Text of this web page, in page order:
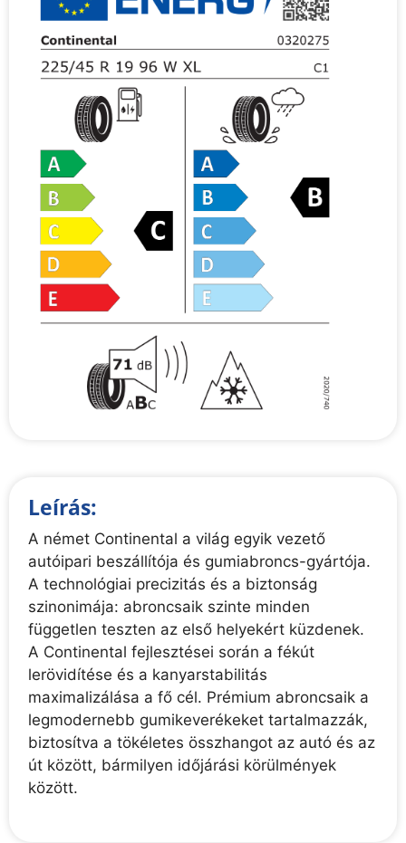
Leírás:
A német Continental a világ egyik vezető
autóipari beszállítója és gumiabroncs-gyártója.
A technológiai precizitás és a biztonság
szinonimája: abroncsaik szinte minden
független teszten az első helyekért küzdenek.
A Continental fejlesztései során a fékút
lerövidítése és a kanyarstabilitás
maximalizálása a fő cél. Prémium abroncsaik a
legmodernebb gumikeverékeket tartalmazzák,
biztosítva a tökéletes összhangot az autó és az
út között, bármilyen időjárási körülmények
között.